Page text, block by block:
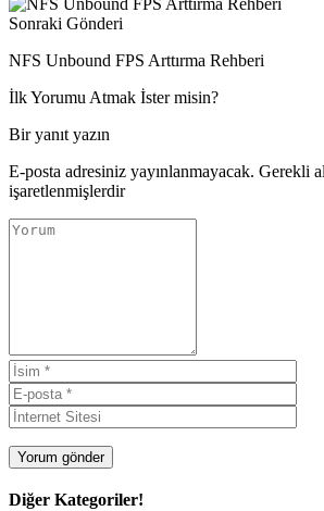
Sonraki Gönderi
NFS Unbound FPS Arttırma Rehberi
İlk Yorumu Atmak İster misin?
Bir yanıt yazın
E-posta adresiniz yayınlanmayacak. Gerekli
işaretlenmişlerdir
Diğer Kategoriler!